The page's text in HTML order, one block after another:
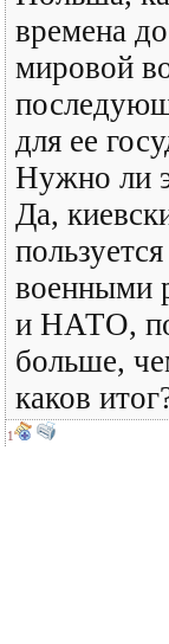
времена
мировой
для ее
Нужно ли
Да,
военными
и НАТО,
больше,
каков
1